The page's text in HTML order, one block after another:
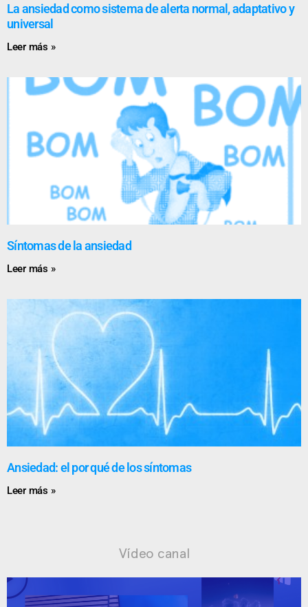
La ansiedad como sistema de alerta normal, adaptativo y
universal
Leer más »
Síntomas de la ansiedad
Leer más »
Ansiedad: el por qué de los síntomas
Leer más »
Vídeo canal